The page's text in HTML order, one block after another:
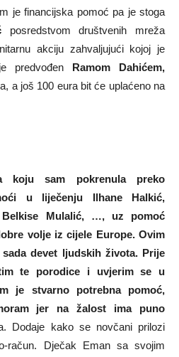
je financijska pomoć pa je stoga
posredstvom društvenih mreža
akciju zahvaljujući kojoj je
predvođen Ramom Dahićem,
a još 100 eura bit će uplaćeno na
koju sam pokrenula preko
u liječenju Ilhane Halkić,
Belkise Mulalić, …, uz pomoć
volje iz cijele Europe. Ovim
devet ljudskih života. Prije
te porodice i uvjerim se u
je stvarno potrebna pomoć,
jer na žalost ima puno
Dodaje kako se novčani prilozi
račun. Dječak Eman sa svojim